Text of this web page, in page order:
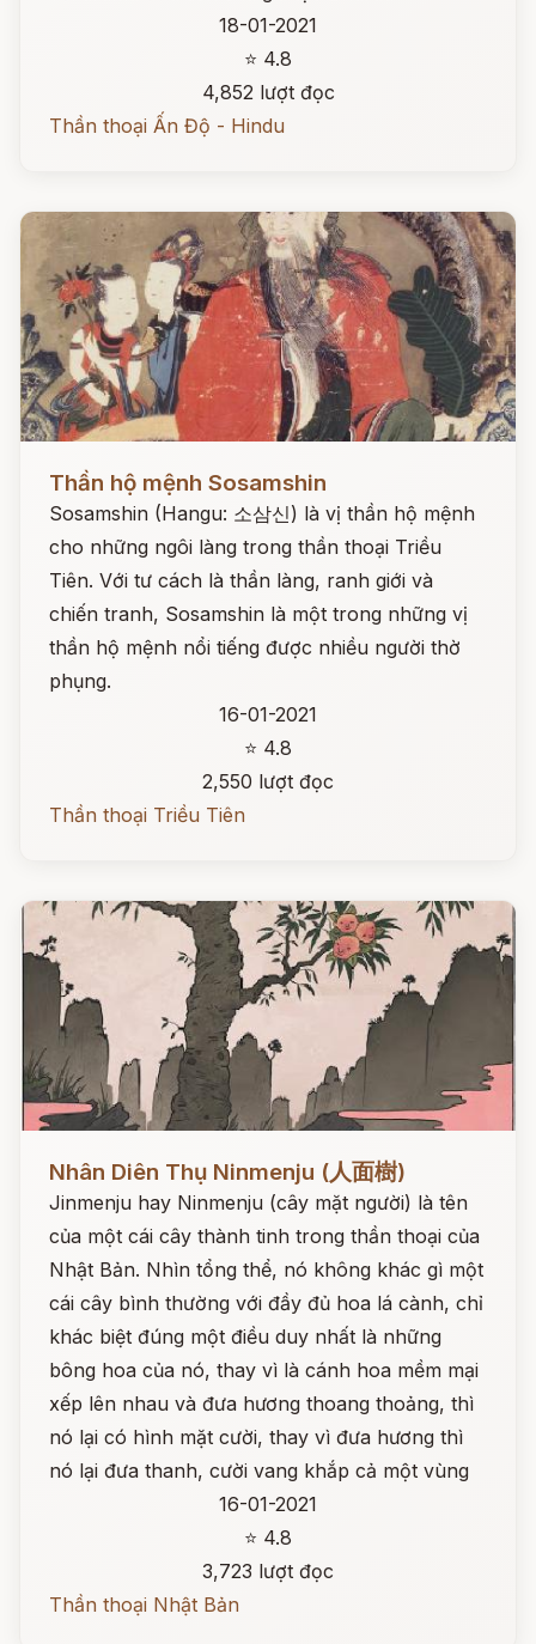
18-01-2021
⭐ 4.8
4,852 lượt đọc
Thần thoại Ấn Độ - Hindu
Đọc ngay
Thần hộ mệnh Sosamshin
Sosamshin (Hangu: 소삼신) là vị thần hộ mệnh
cho những ngôi làng trong thần thoại Triều
Tiên. Với tư cách là thần làng, ranh giới và
chiến tranh, Sosamshin là một trong những vị
thần hộ mệnh nổi tiếng được nhiều người thờ
phụng.
16-01-2021
⭐ 4.8
2,550 lượt đọc
Thần thoại Triều Tiên
Nhân Diên Thụ Ninmenju (人面樹)
Jinmenju hay Ninmenju (cây mặt người) là tên
của một cái cây thành tinh trong thần thoại của
Nhật Bản. Nhìn tổng thể, nó không khác gì một
cái cây bình thường với đầy đủ hoa lá cành, chỉ
khác biệt đúng một điều duy nhất là những
bông hoa của nó, thay vì là cánh hoa mềm mại
xếp lên nhau và đưa hương thoang thoảng, thì
nó lại có hình mặt cười, thay vì đưa hương thì
nó lại đưa thanh, cười vang khắp cả một vùng
16-01-2021
⭐ 4.8
3,723 lượt đọc
Thần thoại Nhật Bản